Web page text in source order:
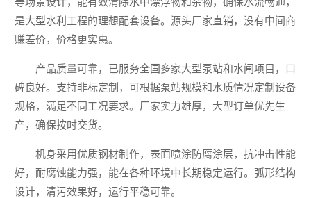
是大型水利工程的理想配套设备。源头厂家直销，没有中间商
赚差价，价格更实惠。
产品质量可靠，已服务全国多家大型泵站和水闸项目，口
碑良好。支持非标定制，可根据泵站规模和水质情况定制设备
规格，满足不同工况要求。厂家实力雄厚，大型订单优先生
产，确保按时交货。
机身采用优质钢材制作，表面喷涂防腐涂层，抗冲击性能
好，耐腐蚀能力强，能在各种环境中长期稳定运行。弧形结构
设计，清污效果好，运行平稳可靠。